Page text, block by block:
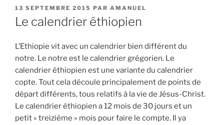
PUBLIÉ
LE
13 SEPTEMBRE 2015 PAR AMANUEL
Le calendrier éthiopien
L’Ethiopie vit avec un calendrier bien différent du
notre. Le notre est le calendrier grégorien. Le
calendrier éthiopien est une variante du calendrier
copte. Tout cela découle principalement de points de
départ différents, tous relatifs à la vie de Jésus-Christ.
Le calendrier éthiopien a 12 mois de 30 jours et un
petit « treizième » mois pour faire le compte. Il ya